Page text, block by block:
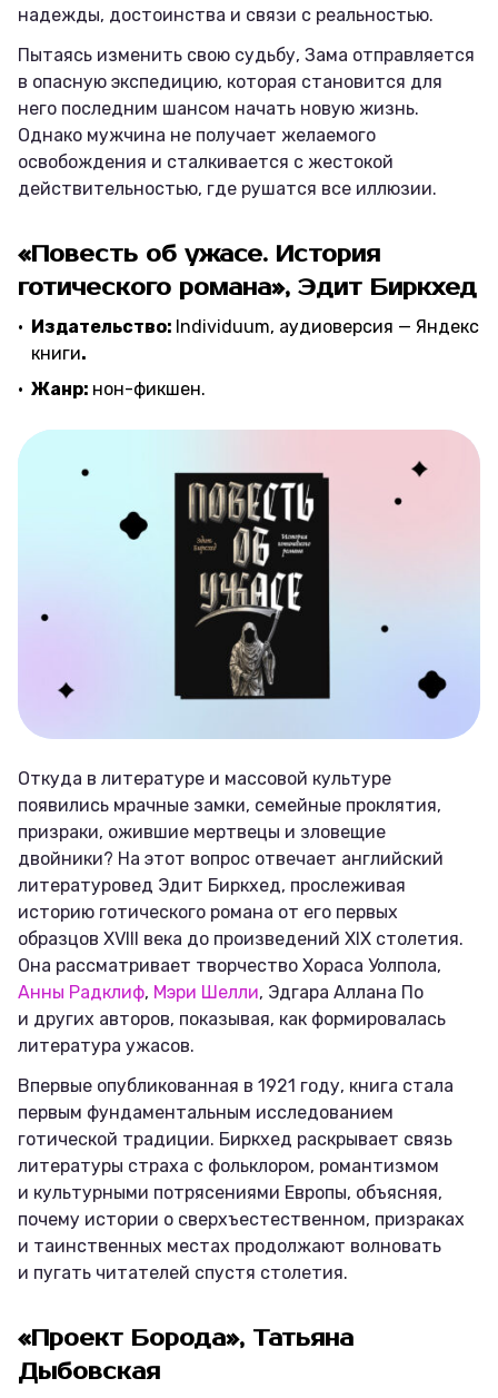
надежды, достоинства и связи с реальностью.
Пытаясь изменить свою судьбу, Зама отправляется
в опасную экспедицию, которая становится для
него последним шансом начать новую жизнь.
Однако мужчина не получает желаемого
освобождения и сталкивается с жестокой
действительностью, где рушатся все иллюзии.
«Повесть об ужасе. История
готического романа», Эдит Биркхед
Издательство: Individuum, аудиоверсия — Яндекс
книги.
Жанр: нон-фикшен.
Откуда в литературе и массовой культуре
появились мрачные замки, семейные проклятия,
призраки, ожившие мертвецы и зловещие
двойники? На этот вопрос отвечает английский
литературовед Эдит Биркхед, прослеживая
историю готического романа от его первых
образцов XVIII века до произведений XIX столетия.
Она рассматривает творчество Хораса Уолпола,
Анны Радклиф, Мэри Шелли, Эдгара Аллана По
и других авторов, показывая, как формировалась
литература ужасов.
Впервые опубликованная в 1921 году, книга стала
первым фундаментальным исследованием
готической традиции. Биркхед раскрывает связь
литературы страха с фольклором, романтизмом
и культурными потрясениями Европы, объясняя,
почему истории о сверхъестественном, призраках
и таинственных местах продолжают волновать
и пугать читателей спустя столетия.
«Проект Борода», Татьяна
Дыбовская